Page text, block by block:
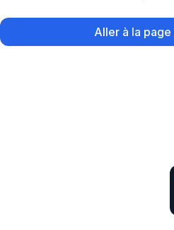
Aller à la